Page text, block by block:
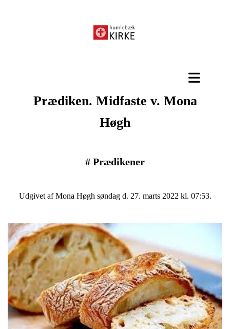
Prædiken. Midfaste v. Mona
Høgh
# Prædikener
Udgivet af Mona Høgh søndag d. 27. marts 2022 kl. 07:53.